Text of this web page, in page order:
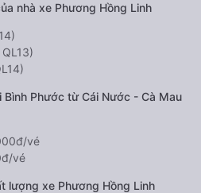
nhà xe Phương Hồng Linh
Bình Phước từ Cái Nước - Cà Mau
vé
vé
lượng xe Phương Hồng Linh